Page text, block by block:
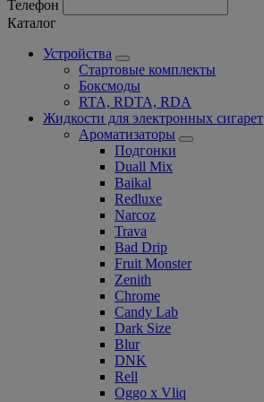
Телефон
Каталог
Устройства
Стартовые комплекты
Боксмоды
RTA, RDTA, RDA
Жидкости для электронных сигарет
Ароматизаторы
Подгонки
Duall Mix
Baikal
Redluxe
Narcoz
Trava
Bad Drip
Fruit Monster
Zenith
Chrome
Candy Lab
Dark Size
Blur
DNK
Rell
Oggo x Vliq